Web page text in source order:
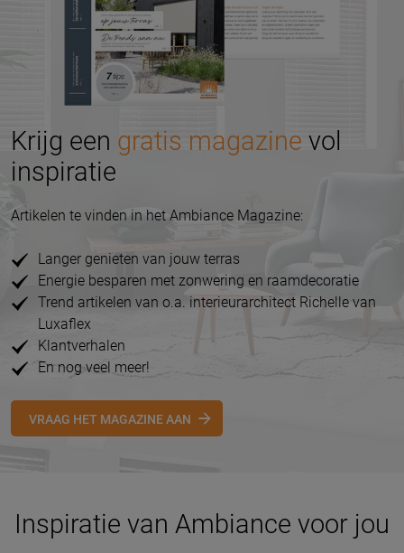
Krijg een gratis magazine vol
inspiratie
Artikelen te vinden in het Ambiance Magazine:
Langer genieten van jouw terras
Energie besparen met zonwering en raamdecoratie
Trend artikelen van o.a. interieurarchitect Richelle van
Luxaflex
Klantverhalen
En nog veel meer!
VRAAG HET MAGAZINE AAN
Inspiratie van Ambiance voor jou